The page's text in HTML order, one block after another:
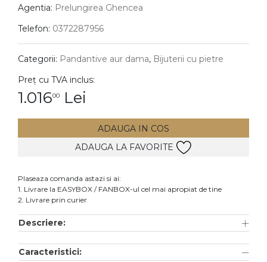
Coliere
Lanturi
Pandantive
Inele
Cercei
Bratari
Lanturi
Pandantive
Accesorii
Agentia: Prelungirea Ghencea
Telefon: 0372287956
Categorii: Pandantive aur dama, Bijuterii cu pietre
Preț cu TVA inclus:
1.01600 Lei
ADAUGA IN COS
ADAUGA LA FAVORITE
Plaseaza comanda astazi si ai:
1. Livrare la EASYBOX / FANBOX-ul cel mai apropiat de tine
2. Livrare prin curier
Descriere:
Caracteristici: